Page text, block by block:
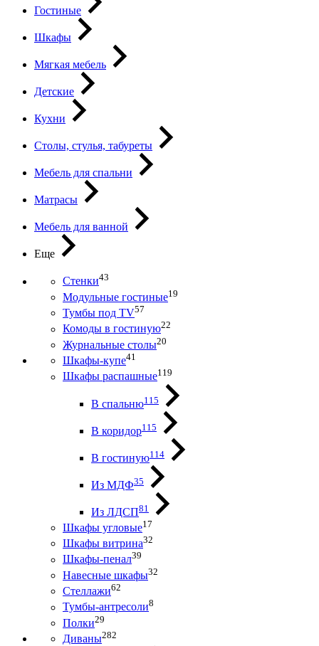
Гостиные
Шкафы
Мягкая мебель
Детские
Кухни
Столы, стулья, табуреты
Мебель для спальни
Матрасы
Мебель для ванной
Еще
Стенки43
Модульные гостиные19
Тумбы под ТV57
Комоды в гостиную22
Журнальные столы20
Шкафы-купе41
Шкафы распашные119
В спальню115
В коридор115
В гостиную114
Из МДФ35
Из ЛДСП81
Шкафы угловые17
Шкафы витрина32
Шкафы-пенал39
Навесные шкафы32
Стеллажи62
Тумбы-антресоли8
Полки29
Диваны282